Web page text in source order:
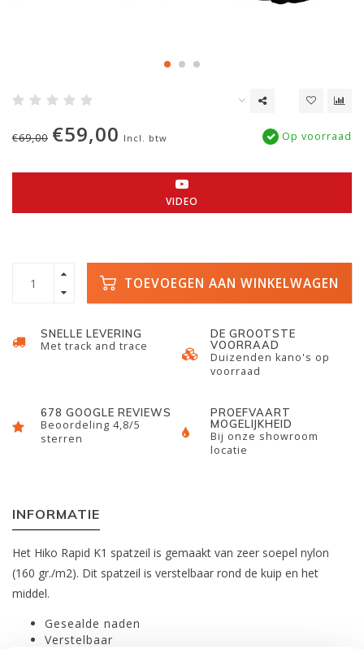
€69,00 €59,00 Incl. btw Op voorraad
VIDEO
TOEVOEGEN AAN WINKELWAGEN
SNELLE LEVERING
Met track and trace
DE GROOTSTE
VOORRAAD
Duizenden kano's op
voorraad
678 GOOGLE REVIEWS
Beoordeling 4,8/5
sterren
PROEFVAART
MOGELIJKHEID
Bij onze showroom
locatie
INFORMATIE
Het Hiko Rapid K1 spatzeil is gemaakt van zeer soepel nylon
(160 gr./m2). Dit spatzeil is verstelbaar rond de kuip en het
middel.
Gesealde naden
Verstelbaar